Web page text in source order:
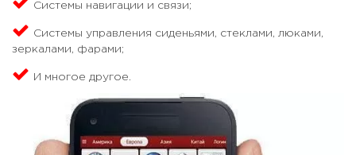
Системы навигации и связи;
Системы управления сиденьями, стеклами, люками,
зеркалами, фарами;
И многое другое.